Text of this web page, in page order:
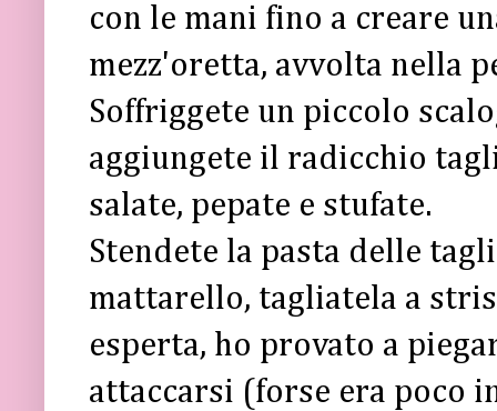
con le mani fino a creare
mezz'oretta, avvolta nella
Soffriggete un piccolo
aggiungete il radicchio
salate, pepate e stufate.
Stendete la pasta delle
mattarello, tagliatela a
esperta, ho provato a
attaccarsi (forse era poco